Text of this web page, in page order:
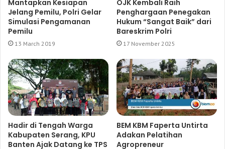
Mantapkan Kesiapan
Jelang Pemilu, Polri Gelar
Simulasi Pengamanan
Pemilu
13 March 2019
OJK Kembali Raih
Penghargaan Penegakan
Hukum “Sangat Baik” dari
Bareskrim Polri
17 November 2025
Hadir di Tengah Warga
Kabupaten Serang, KPU
Banten Ajak Datang ke TPS
BEM KBM Faperta Untirta
Adakan Pelatihan
Agropreneur